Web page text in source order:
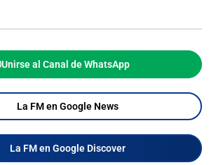
Unirse al Canal de WhatsApp
La FM en Google News
La FM en Google Discover